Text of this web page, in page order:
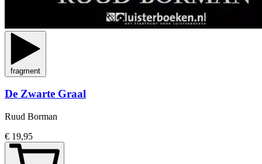
fragment
De Zwarte Graal
Ruud Borman
€ 19,95